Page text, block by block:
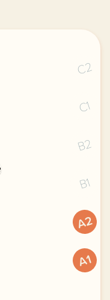
C2
C1
B2
B1
A2
A1